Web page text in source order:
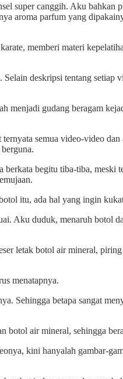
super canggih. Aku bahkan
aroma parfum yang
memberi materi
deskripsi tentang setiap
menjadi gudang beragam
semua video-video
begitu tiba-tiba, meski
itu, ada hal yang ingin
Aku duduk, menaruh botol
letak botol air mineral,
menatapnya.
Sehingga betapa sangat
botol air mineral, sehingga
kini hanyalah gambar-